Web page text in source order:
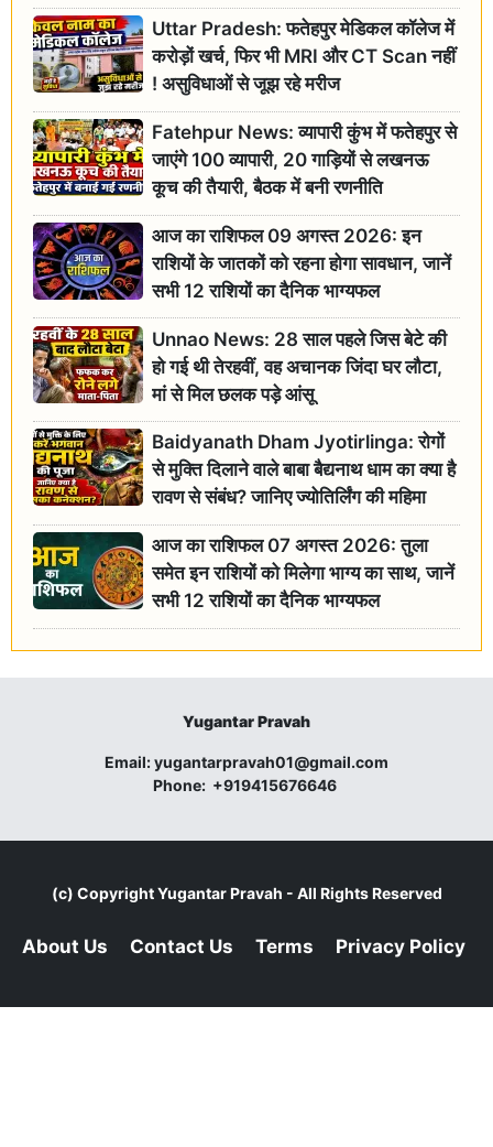
Uttar Pradesh: फतेहपुर मेडिकल कॉलेज में
करोड़ों खर्च, फिर भी MRI और CT Scan नहीं
! असुविधाओं से जूझ रहे मरीज
Fatehpur News: व्यापारी कुंभ में फतेहपुर से
जाएंगे 100 व्यापारी, 20 गाड़ियों से लखनऊ
कूच की तैयारी, बैठक में बनी रणनीति
आज का राशिफल 09 अगस्त 2026: इन
राशियों के जातकों को रहना होगा सावधान, जानें
सभी 12 राशियों का दैनिक भाग्यफल
Unnao News: 28 साल पहले जिस बेटे की
हो गई थी तेरहवीं, वह अचानक जिंदा घर लौटा,
मां से मिल छलक पड़े आंसू
Baidyanath Dham Jyotirlinga: रोगों
से मुक्ति दिलाने वाले बाबा बैद्यनाथ धाम का क्या है
रावण से संबंध? जानिए ज्योतिर्लिंग की महिमा
आज का राशिफल 07 अगस्त 2026: तुला
समेत इन राशियों को मिलेगा भाग्य का साथ, जानें
सभी 12 राशियों का दैनिक भाग्यफल
Yugantar Pravah
Email:yugantarpravah01@gmail.com
Phone: +919415676646
(c) CopyrightYugantar Pravah - All Rights Reserved
About Us Contact Us Terms Privacy Policy